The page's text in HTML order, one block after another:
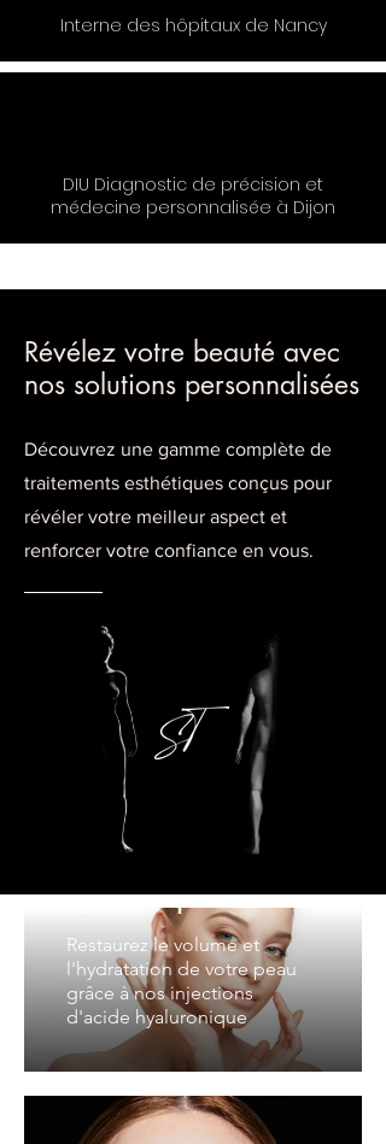
Interne des hôpitaux de Nancy
DIU Diagnostic de précision et
médecine personnalisée à Dijon
Révélez votre beauté avec
nos solutions personnalisées
Découvrez une gamme complète de
traitements esthétiques conçus pour
révéler votre meilleur aspect et
renforcer votre confiance en vous.
hyaluronique
Restaurez le volume et
l'hydratation de votre peau
grâce à nos injections
d'acide hyaluronique